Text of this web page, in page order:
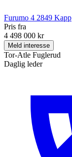
Furumo 4 2849 Kapp
Pris fra
4 498 000 kr
Meld interesse
Tor-Atle Fuglerud
Daglig leder